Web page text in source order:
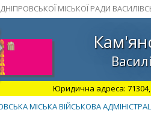
МІСЬКОЇ РАДИ
Юридична адреса: 71304,
МІСЬКА ВІЙСЬКОВА